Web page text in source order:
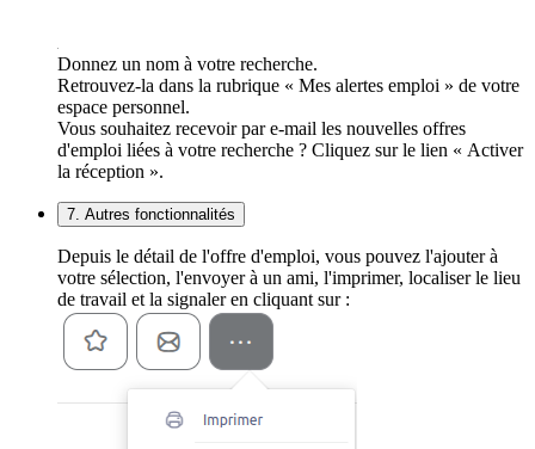
Donnez un nom à votre recherche.
Retrouvez-la dans la rubrique « Mes alertes emploi » de votre
espace personnel.
Vous souhaitez recevoir par e-mail les nouvelles offres
d'emploi liées à votre recherche ? Cliquez sur le lien « Activer
la réception ».
7. Autres fonctionnalités
Depuis le détail de l'offre d'emploi, vous pouvez l'ajouter à
votre sélection, l'envoyer à un ami, l'imprimer, localiser le lieu
de travail et la signaler en cliquant sur :